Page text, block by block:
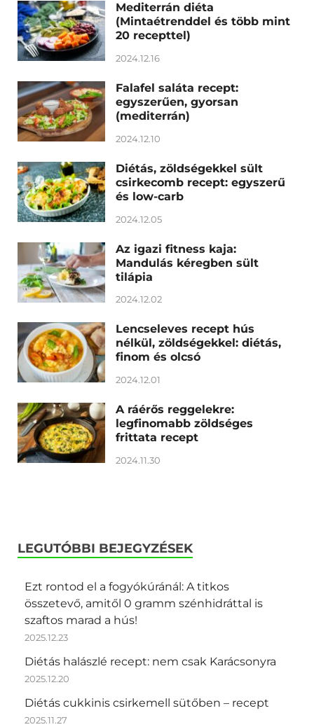
Mediterrán diéta
(Mintaétrenddel és több mint
20 recepttel)
2024.12.16
Falafel saláta recept:
egyszerűen, gyorsan
(mediterrán)
2024.12.10
Diétás, zöldségekkel sült
csirkecomb recept: egyszerű
és low-carb
2024.12.05
Az igazi fitness kaja:
Mandulás kéregben sült
tilápia
2024.12.02
Lencseleves recept hús
nélkül, zöldségekkel: diétás,
finom és olcsó
2024.12.01
A ráérős reggelekre:
legfinomabb zöldséges
frittata recept
2024.11.30
LEGUTÓBBI BEJEGYZÉSEK
Ezt rontod el a fogyókúránál: A titkos
összetevő, amitől 0 gramm szénhidráttal is
szaftos marad a hús!
2025.12.23
Diétás halászlé recept: nem csak Karácsonyra
2025.12.20
Diétás cukkinis csirkemell sütőben – recept
2025.11.27